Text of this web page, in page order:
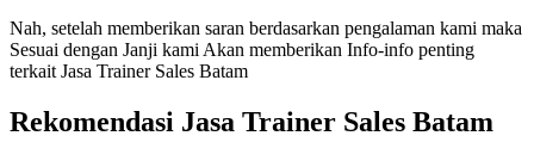
Nah, setelah memberikan saran berdasarkan pengalaman kami maka
Sesuai dengan Janji kami Akan memberikan Info-info penting
terkait Jasa Trainer Sales Batam
Rekomendasi Jasa Trainer Sales Batam